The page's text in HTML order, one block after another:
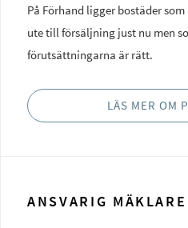
På Förhand ligger bostäder
ute till försäljning just nu men
förutsättningarna är rätt.
LÄS MER OM
ANSVARIG MÄKLARE